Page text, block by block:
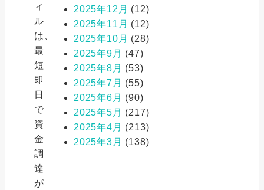
ィ
ル
は、
最
短
即
日
で
資
金
調
達
が
2025年12月 (12)
2025年11月 (12)
2025年10月 (28)
2025年9月 (47)
2025年8月 (53)
2025年7月 (55)
2025年6月 (90)
2025年5月 (217)
2025年4月 (213)
2025年3月 (138)